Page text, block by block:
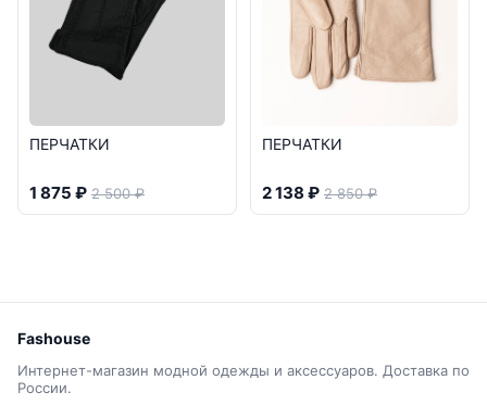
ПЕРЧАТКИ
1 875 ₽ 2 500 ₽
ПЕРЧАТКИ
2 138 ₽ 2 850 ₽
Fashouse
Интернет-магазин модной одежды и аксессуаров. Доставка по
России.